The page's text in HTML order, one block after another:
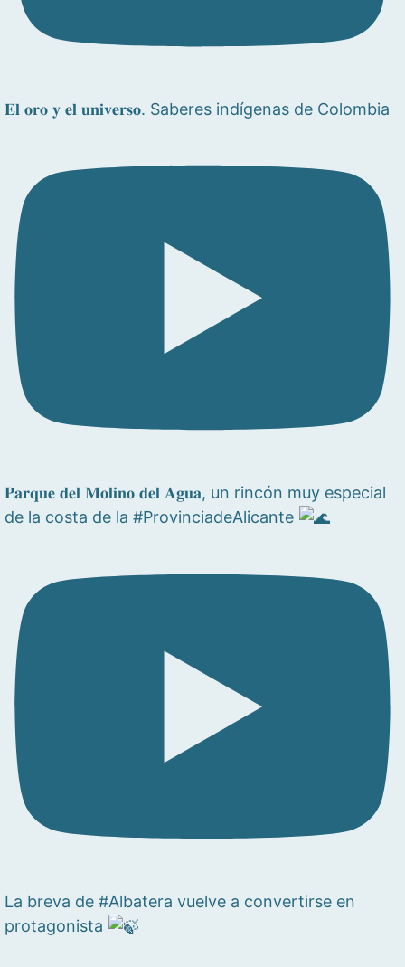
𝐄𝐥 𝐨𝐫𝐨 𝐲 𝐞𝐥 𝐮𝐧𝐢𝐯𝐞𝐫𝐬𝐨. Saberes indígenas de Colombia
𝐏𝐚𝐫𝐪𝐮𝐞 𝐝𝐞𝐥 𝐌𝐨𝐥𝐢𝐧𝐨 𝐝𝐞𝐥 𝐀𝐠𝐮𝐚, un rincón muy especial
de la costa de la #ProvinciadeAlicante
La breva de #Albatera vuelve a convertirse en
protagonista